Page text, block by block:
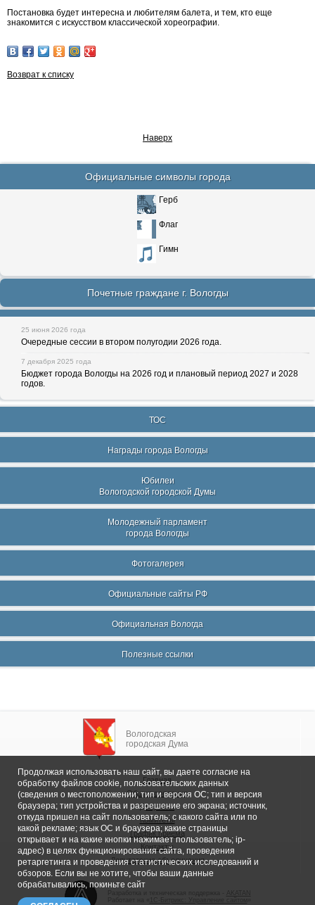
Постановка будет интересна и любителям балета, и тем, кто еще
знакомится с искусством классической хореографии.
Возврат к списку
Наверх
Официальные символы города
Герб
Флаг
Гимн
Почетные граждане г. Вологды
25 июня 2026 года
Очередные сессии в втором полугодии 2026 года.
7 декабря 2025 года
Бюджет города Вологды на 2026 год и плановый период 2027 и 2028
годов.
ТОС
Награды города Вологды
Юбилеи
Вологодской городской Думы
Молодежный парламент
города Вологды
Фотогалерея
Официальные сайты РФ
Официальная Вологда
Полезные ссылки
Вологодская
городская Дума
Главная
Общие сведения
Депутаты
Комитеты
График приема
Контакты
Депутатские объединения
1С-Битрикс: Управление сайтом
Продолжая использовать наш сайт, вы даете согласие на
обработку файлов cookie, пользовательских данных
(сведения о местоположении; тип и версия ОС; тип и версия
браузера; тип устройства и разрешение его экрана; источник,
откуда пришел на сайт пользователь; с какого сайта или по
какой рекламе; язык ОС и браузера; какие страницы
открывает и на какие кнопки нажимает пользователь; ip-
адрес) в целях функционирования сайта, проведения
ретаргетинга и проведения статистических исследований и
обзоров. Если вы не хотите, чтобы ваши данные
обрабатывались, покиньте сайт